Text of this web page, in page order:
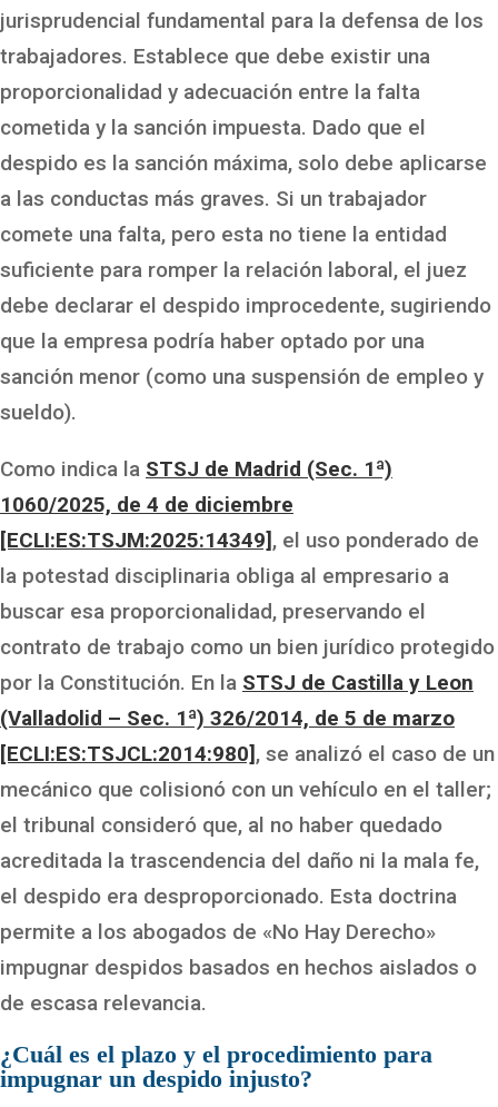
jurisprudencial fundamental para la defensa de los
trabajadores. Establece que debe existir una
proporcionalidad y adecuación entre la falta
cometida y la sanción impuesta. Dado que el
despido es la sanción máxima, solo debe aplicarse
a las conductas más graves. Si un trabajador
comete una falta, pero esta no tiene la entidad
suficiente para romper la relación laboral, el juez
debe declarar el despido improcedente, sugiriendo
que la empresa podría haber optado por una
sanción menor (como una suspensión de empleo y
sueldo).
Como indica la STSJ de Madrid (Sec. 1ª)
1060/2025, de 4 de diciembre
[ECLI:ES:TSJM:2025:14349], el uso ponderado de
la potestad disciplinaria obliga al empresario a
buscar esa proporcionalidad, preservando el
contrato de trabajo como un bien jurídico protegido
por la Constitución. En la STSJ de Castilla y Leon
(Valladolid – Sec. 1ª) 326/2014, de 5 de marzo
[ECLI:ES:TSJCL:2014:980], se analizó el caso de un
mecánico que colisionó con un vehículo en el taller;
el tribunal consideró que, al no haber quedado
acreditada la trascendencia del daño ni la mala fe,
el despido era desproporcionado. Esta doctrina
permite a los abogados de «No Hay Derecho»
impugnar despidos basados en hechos aislados o
de escasa relevancia.
¿Cuál es el plazo y el procedimiento para
impugnar un despido injusto?